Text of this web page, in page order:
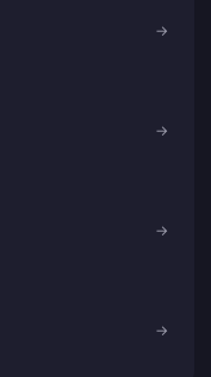
→
→
→
→